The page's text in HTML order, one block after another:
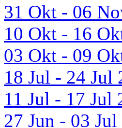
31 Okt - 06
10 Okt - 16
03 Okt - 09
18 Jul - 24 Jul
11 Jul - 17 Jul
27 Jun - 03 Jul